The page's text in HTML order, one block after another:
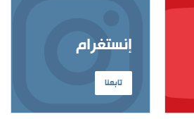
إنستغرام
تابعنا